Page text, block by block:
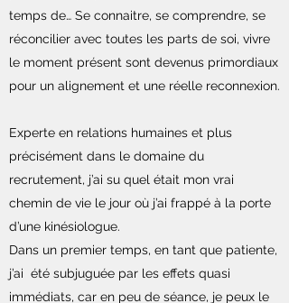
temps de… Se connaitre, se comprendre, se
réconcilier avec toutes les parts de soi, vivre
le moment présent sont devenus primordiaux
pour un alignement et une réelle reconnexion.
Experte en relations humaines et plus
précisément dans le domaine du
recrutement, j’ai su quel était mon vrai
chemin de vie le jour où j’ai frappé à la porte
d’une kinésiologue.
Dans un premier temps, en tant que patiente,
j’ai été subjuguée par les effets quasi
immédiats, car en peu de séance, je peux le